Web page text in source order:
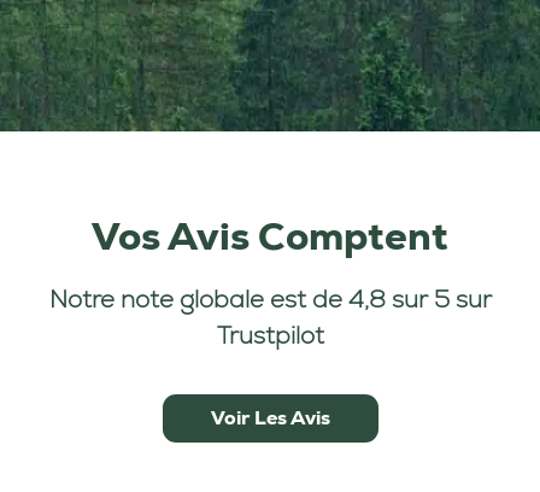
Vos AvisComptent
Notre note globale est de 4,8 sur 5 sur
Trustpilot
Voir Les Avis